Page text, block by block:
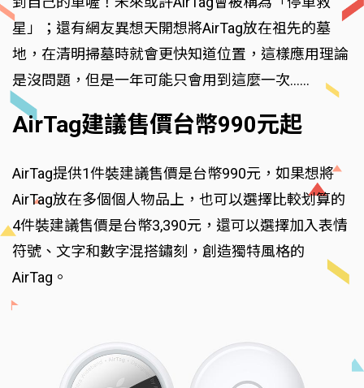
星」；還有網友異想天開想將AirTag放在祖先的墓
地，在清明掃墓時就會更快知道位置，這樣應用理論
是沒問題，但是一年可能只會用到這麼一次……
AirTag建議售價台幣990元起
AirTag提供1件裝建議售價是台幣990元，如果想將
AirTag放在多個個人物品上，也可以選擇比較划算的
4件裝建議售價是台幣3,390元，還可以選擇加入表情
符號、文字和數字混搭鏽刻，創造獨特風格的
AirTag。